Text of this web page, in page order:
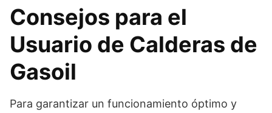
Consejos para el
Usuario de Calderas de
Gasoil
Para garantizar un funcionamiento óptimo y